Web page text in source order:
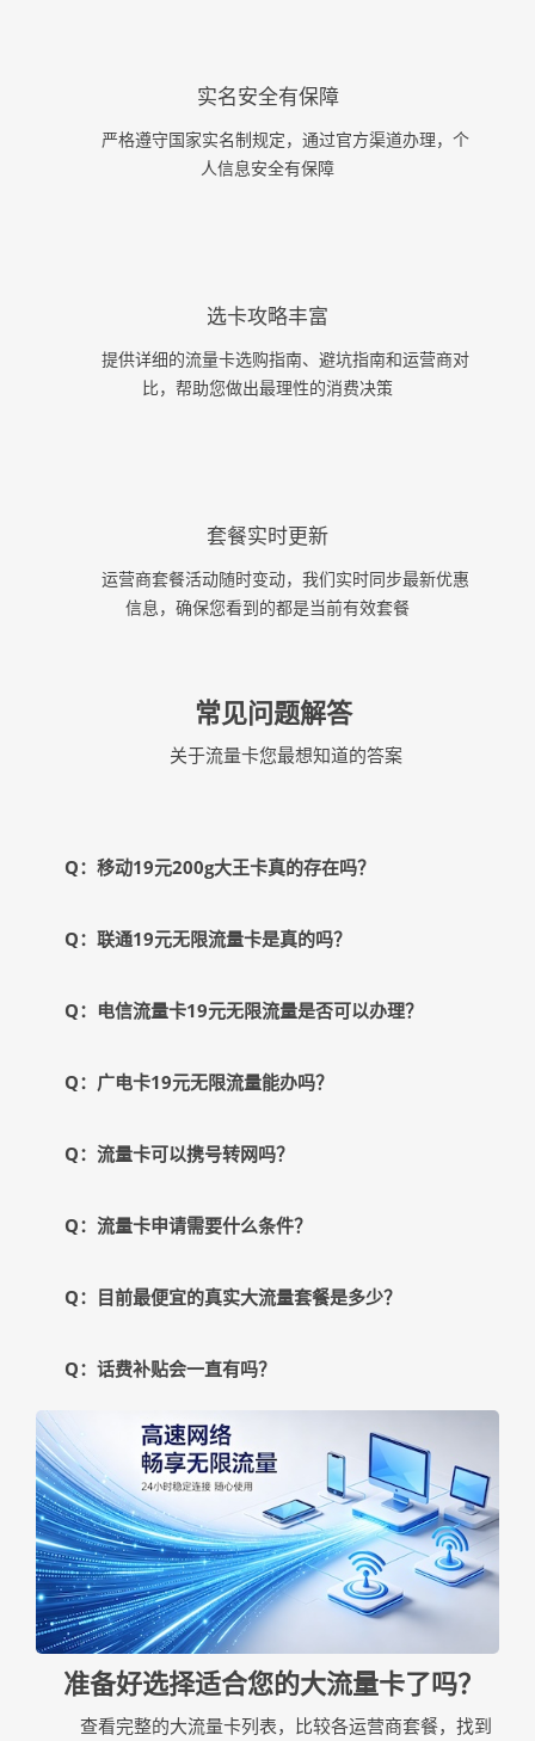
实名安全有保障
严格遵守国家实名制规定，通过官方渠道办理，个
人信息安全有保障
选卡攻略丰富
提供详细的流量卡选购指南、避坑指南和运营商对
比，帮助您做出最理性的消费决策
套餐实时更新
运营商套餐活动随时变动，我们实时同步最新优惠
信息，确保您看到的都是当前有效套餐
常见问题解答
关于流量卡您最想知道的答案
Q：移动19元200g大王卡真的存在吗？
Q：联通19元无限流量卡是真的吗？
Q：电信流量卡19元无限流量是否可以办理？
Q：广电卡19元无限流量能办吗？
Q：流量卡可以携号转网吗？
Q：流量卡申请需要什么条件？
Q：目前最便宜的真实大流量套餐是多少？
Q：话费补贴会一直有吗？
准备好选择适合您的大流量卡了吗？
查看完整的大流量卡列表，比较各运营商套餐，找到